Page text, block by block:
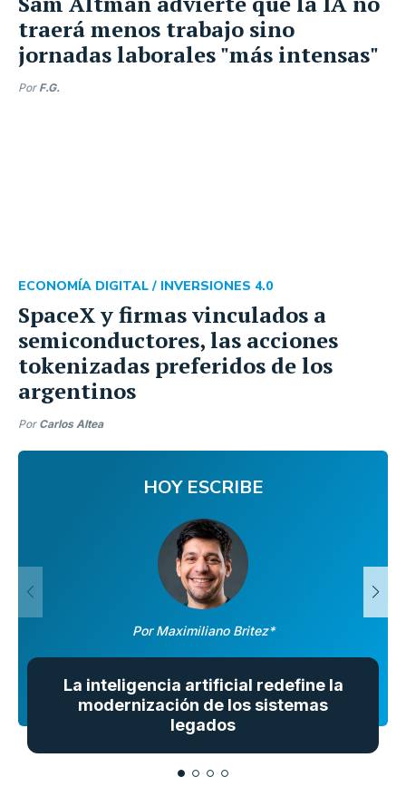
traerá menos trabajo sino
jornadas laborales "más intensas"
Por F.G.
SpaceX y firmas vinculados a
semiconductores, las acciones
tokenizadas preferidos de los
argentinos
ECONOMÍA DIGITAL / INVERSIONES 4.0
Por Carlos Altea
La inteligencia artificial redefine la
modernización de los sistemas
legados
HOY ESCRIBE
Por Maximiliano Britez*